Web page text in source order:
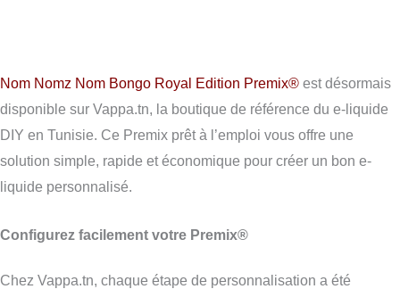
Nom Nomz Nom Bongo Royal Edition Premix® est désormais
disponible sur Vappa.tn, la boutique de référence du e-liquide
DIY en Tunisie. Ce Premix prêt à l’emploi vous offre une
solution simple, rapide et économique pour créer un bon e-
liquide personnalisé.
Configurez facilement votre Premix®
Chez Vappa.tn, chaque étape de personnalisation a été